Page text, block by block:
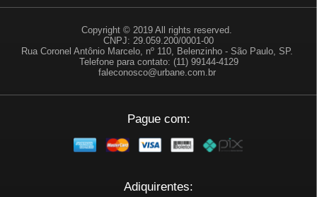
Copyright © 2019 All rights reserved.
CNPJ: 29.059.200/0001-00
Rua Coronel Antônio Marcelo, nº 110, Belenzinho - São Paulo, SP.
Telefone para contato: (11) 99144-4129
faleconosco@urbane.com.br
Pague com:
Adiquirentes: